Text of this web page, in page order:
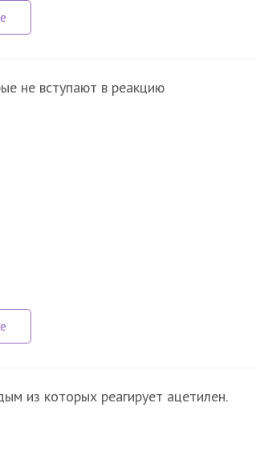
не вступают в реакцию
из которых реагирует ацетилен.